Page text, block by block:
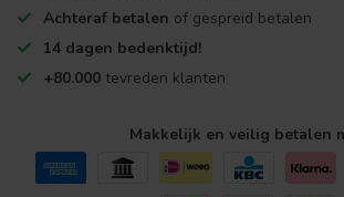
Achteraf betalen of gespreid betalen
14 dagen bedenktijd!
+80.000 tevreden klanten
Makkelijk en veilig betalen